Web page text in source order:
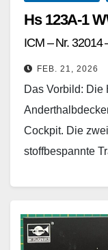
Hs 123A-1
ICM – Nr. 32014
FEB. 21, 2026
Das Vorbild: Die
Cockpit. Die
stoffbespannte